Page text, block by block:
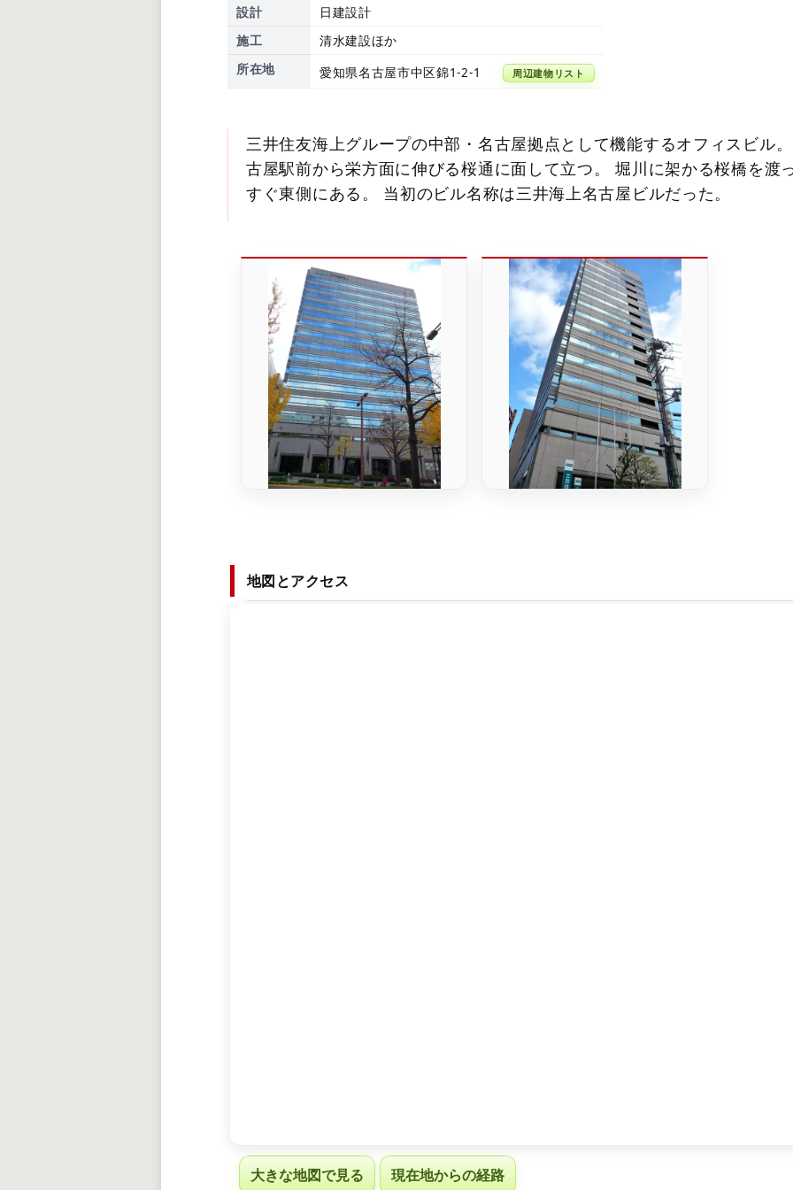
設計
日建設計
施工
清水建設ほか
所在地
愛知県名古屋市中区錦1-2-1 周辺建物リスト
三井住友海上グループの中部・名古屋拠点として機能するオフィスビル
古屋駅前から栄方面に伸びる桜通に面して立つ。 堀川に架かる桜橋を渡
すぐ東側にある。 当初のビル名称は三井海上名古屋ビルだった。
地図とアクセス
大きな地図で見る 現在地からの経路